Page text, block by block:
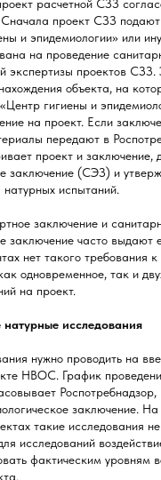
расчетной СЗЗ
Сначала проект СЗЗ
и эпидемиологии» или
на проведение
экспертизы проектов СЗЗ.
объекта, на
гигиены и
на проект. Если
передают в
проект и заключение,
заключение (СЭЗ) и
испытаний.
заключение и
заключение часто выдают
нет такого требования к
одновременное, так и
на проект.
исследования
нужно проводить на
НВОС. График
заключение.
такие исследования
исследований
фактическим уровням